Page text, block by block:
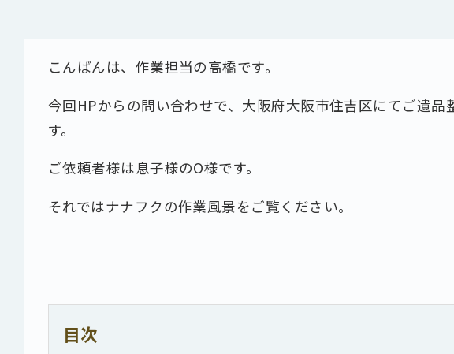
こんばんは、作業担当の高橋です。
今回HPからの問い合わせで、大阪府大阪市住吉区にてご遺
す。
ご依頼者様は息子様のO様です。
それではナナフクの作業風景をご覧ください。
目次